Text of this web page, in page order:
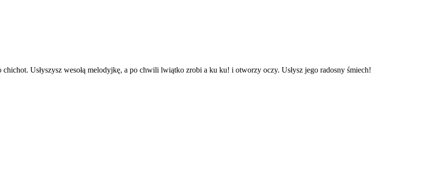
Usłyszysz wesołą melodyjkę, a po chwili lwiątko zrobi a ku ku! i otworzy oczy. Usłysz jego radosny śmiech!